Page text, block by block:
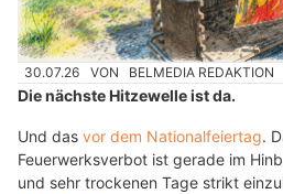
30.07.26 VON BELMEDIA REDAKTION
Die nächste Hitzewelle ist da.
Und das vor dem Nationalfeiertag.
Feuerwerksverbot ist gerade im
und sehr trockenen Tage strikt